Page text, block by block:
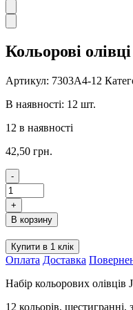
Кольорові
Артикул: 7303А4-12
В наявності: 12 шт.
12 в наявності
42,50 грн.
-
Кольорові
олівці
Josef
Otten
Футбол
12
кольорів
+
В корзину
Купити в 1 клік
Оплата Доставка
Набір кольорових
12 кольорів, шестигранні,